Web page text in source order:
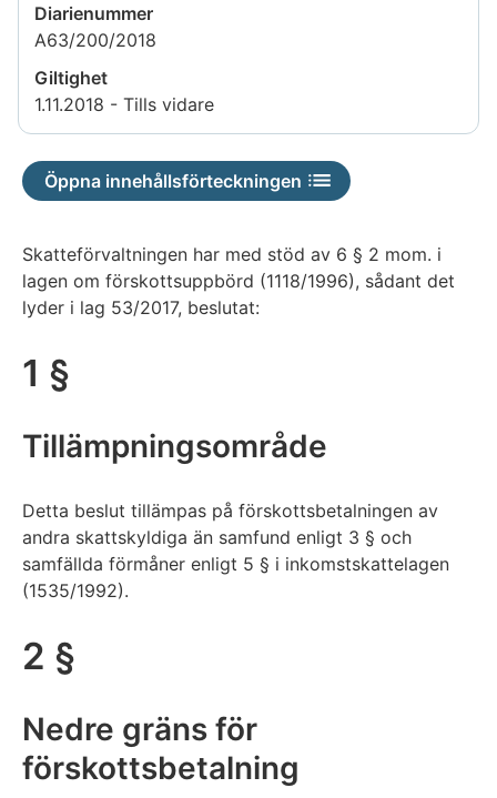
Diarienummer
A63/200/2018
Giltighet
1.11.2018 - Tills vidare
Öppna innehållsförteckningen
Skatteförvaltningen har med stöd av 6 § 2 mom. i
lagen om förskottsuppbörd (1118/1996), sådant det
lyder i lag 53/2017, beslutat:
1 §
Tillämpningsområde
Detta beslut tillämpas på förskottsbetalningen av
andra skattskyldiga än samfund enligt 3 § och
samfällda förmåner enligt 5 § i inkomstskattelagen
(1535/1992).
2 §
Nedre gräns för
förskottsbetalning